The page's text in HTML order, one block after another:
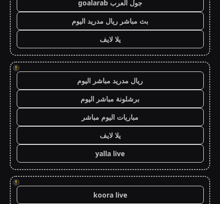
جول العرب goalarab
بث مباشر ريال مدريد اليوم
يلا لايف
!
ريال مدريد مباشر اليوم
برشلونة مباشر اليوم
مباريات اليوم مباشر
يلا لايف
yalla live
!
koora live